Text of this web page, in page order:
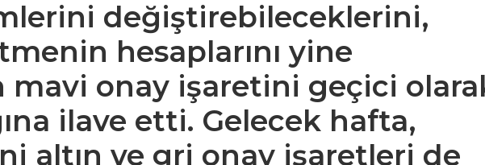
değiştirebileceklerini,
hesaplarını yine
mavi onay işaretini geçici
ilave etti. Gelecek hafta,
altın ve gri onay işaretleri de